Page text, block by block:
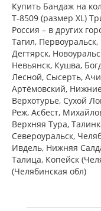
Купить Бандаж на
Т-8509 (размер XL)
Россия – в других
Тагил,
Дегтярск,
Невьянск, Кушва,
Лесной, Сысерть,
Артёмовский,
Верхотурье, Сухой
Реж, Асбест,
Верхняя Тура,
Североуральск,
Ивдель, Нижняя
Талица, Копейск
(Челябинская обл)